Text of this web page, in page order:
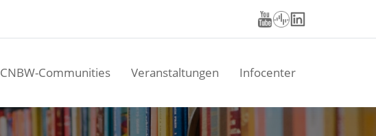
CNBW-Communities Veranstaltungen Infocenter